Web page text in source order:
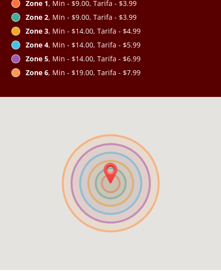
Zone 1, Min - $9.00, Tarifa - $3.99
Zone 2, Min - $9.00, Tarifa - $3.99
Zone 3, Min - $14.00, Tarifa - $4.99
Zone 4, Min - $14.00, Tarifa - $5.99
Zone 5, Min - $14.00, Tarifa - $6.99
Zone 6, Min - $19.00, Tarifa - $7.99